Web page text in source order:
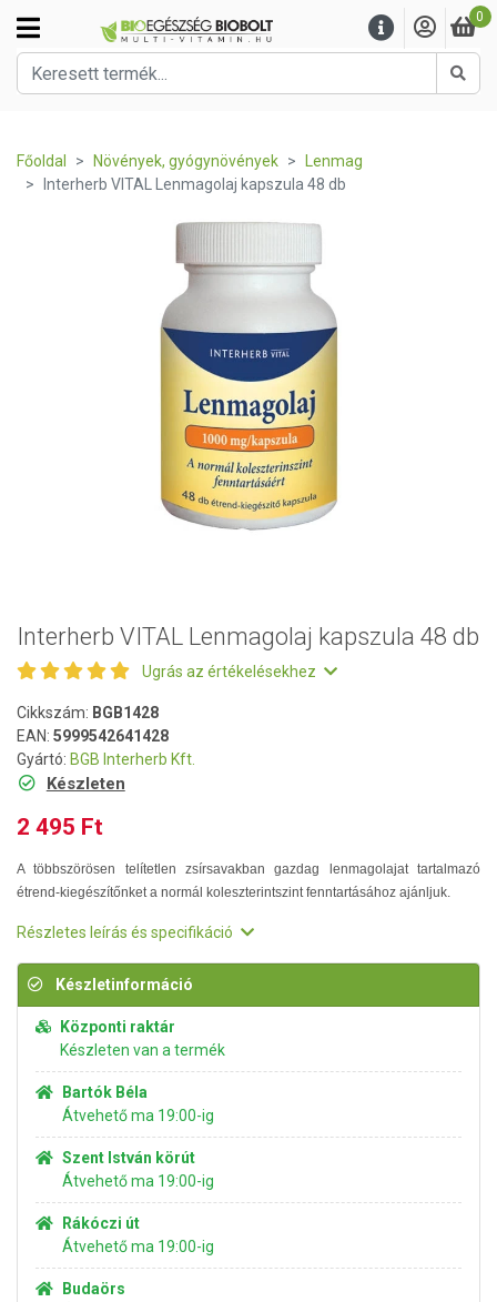
0
Főoldal Növények, gyógynövények
Lenmag
Interherb VITAL Lenmagolaj kapszula 48 db
Interherb VITAL Lenmagolaj kapszula 48 db
Ugrás az értékelésekhez
Cikkszám: BGB1428
EAN: 5999542641428
Gyártó: BGB Interherb Kft.
Készleten
2 495 Ft
A többszörösen telítetlen zsírsavakban gazdag lenmagolajat tartalmazó
étrend-kiegészítőnket a normál koleszterintszint fenntartásához ajánljuk.
Részletes leírás és specifikáció
Készletinformáció
Központi raktár
Készleten van a termék
Bartók Béla
Átvehető ma 19:00-ig
Szent István körút
Átvehető ma 19:00-ig
Rákóczi út
Átvehető ma 19:00-ig
Budaörs